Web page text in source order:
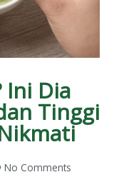
Ini Dia
Tinggi
No Comments